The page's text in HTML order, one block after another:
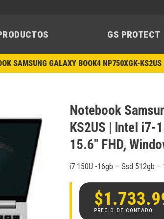
GS PROTECT
SAMSUNG GALAXY BOOK4 NP750XGK-
Añadir
a la
lista de
deseos
Notebook
KS2US | Intel i7-
15.6″ FHD,
i7 150U -16gb – Ssd 512gb –
$